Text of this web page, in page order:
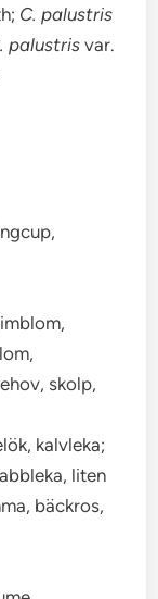
C. palustris
palustris var.
skolp,
kalvleka;
liten
bäckros,